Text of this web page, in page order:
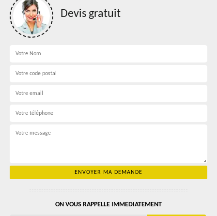
Devis gratuit
ON VOUS RAPPELLE IMMEDIATEMENT